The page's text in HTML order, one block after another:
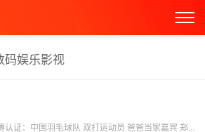
码娱乐影视
认证：中国羽毛球队 双打运动员 爸爸当家嘉宾 郑思维